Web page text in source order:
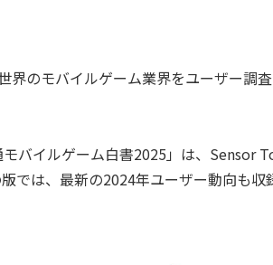
界のモバイルゲーム業界をユーザー調
バイルゲーム白書2025」は、Sensor
では、最新の2024年ユーザー動向も